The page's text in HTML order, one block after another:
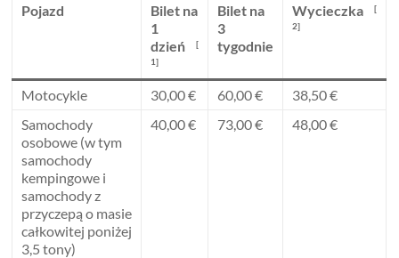
Pojazd
Bilet na
1
dzień[
1]
Bilet na
3
tygodnie
Wycieczka[
2]
Motocykle 30,00 € 60,00 €
38,50 €
Samochody
osobowe (w tym
samochody
kempingowe i
samochody z
przyczepą o masie
całkowitej poniżej
3,5 tony)
40,00 € 73,00 € 48,00 €